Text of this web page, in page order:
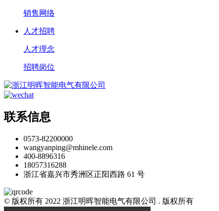
销售网络
人才招聘
人才理念
招聘岗位
联系信息
0573-82200000
wangyanping@mhinele.com
400-8896316
18057316288
浙江省嘉兴市秀洲区正阳西路 61 号
© 版权所有 2022 浙江明晖智能电气有限公司 . 版权所有